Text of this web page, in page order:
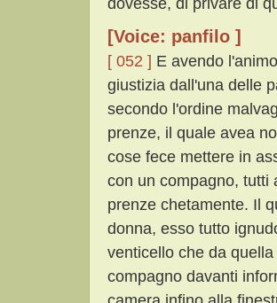
[Voice: panfilo ]
[ 052 ] E avendo
giustizia dall'una delle
secondo l'ordine
prenze, il quale avea
cose fece mettere in
con un compagno, tutti
prenze chetamente. Il
donna, esso tutto
venticello che da
compagno davanti